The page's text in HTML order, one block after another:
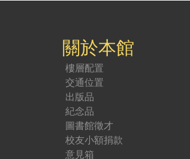
關於本館
樓層配置
交通位置
出版品
紀念品
圖書館徵才
校友小額捐款
意見箱